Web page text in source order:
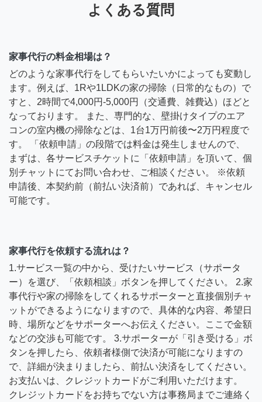
よくある質問
家事代行の料金相場は？
どのような家事代行をしてもらいたいかによっても変動し
ます。例えば、1Rや1LDKの家の掃除（日常的なもの）で
すと、2時間で4,000円-5,000円（交通費、雑費込）ほどと
なっております。 また、専門的な、壁掛けタイプのエア
コンの室内機の掃除などは、1台1万円前後〜2万円程度で
す。 「依頼申請」の段階では料金は発生しませんので、
まずは、各サービスチケットに「依頼申請」を頂いて、個
別チャットにてお問い合わせ、ご相談ください。 ※依頼
申請後、本契約前（前払い決済前）であれば、キャンセル
可能です。
家事代行を依頼する流れは？
1.サービス一覧の中から、受けたいサービス（サポータ
ー）を選び、「依頼相談」ボタンを押してください。 2.家
事代行や家の掃除をしてくれるサポーターと直接個別チャ
ットができるようになりますので、具体的な内容、希望日
時、場所などをサポーターへお伝えください。ここで金額
などの交渉も可能です。 3.サポーターが「引き受ける」ボ
タンを押したら、依頼者様側で決済が可能になりますの
で、詳細が決まりましたら、前払い決済をしてください。
お支払いは、クレジットカードがご利用いただけます。
クレジットカードをお持ちでない方は事務局までご連絡く